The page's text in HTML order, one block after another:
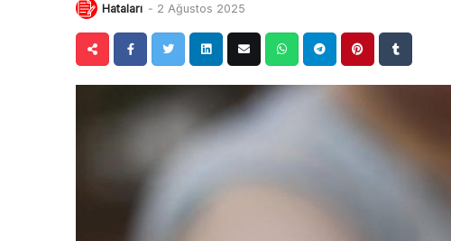
Hataları - 2 Ağustos 2025